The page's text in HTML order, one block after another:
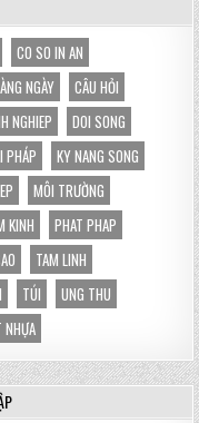
LỘC
BỊ
CHẶN
ĐỨNG
HOÀN
TOÀN
CO SO IN AN
NGÀY
CÂU HỎI
NGHIEP
DOI SONG
PHÁP
KY NANG SONG
MÔI TRƯỜNG
KINH
PHAT PHAP
TAM LINH
TÚI
UNG THU
NHỰA